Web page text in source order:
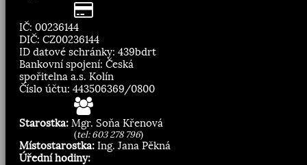
IČ: 00236144
DIČ: CZ00236144
ID datové schránky: 439bdrt
Bankovní spojení: Česká
spořitelna a.s. Kolín
Číslo účtu: 443506369/0800
Starostka: Mgr. Soňa Křenová
(tel: 603 278 796)
Místostarostka: Ing. Jana Pěkná
Úřední hodiny: